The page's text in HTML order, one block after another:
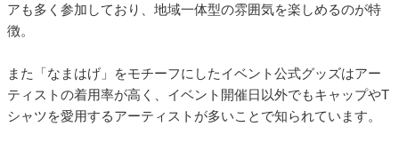
アも多く参加しており、地域一体型の雰囲気を楽しめるのが特
徴。
また「なまはげ」をモチーフにしたイベント公式グッズはアー
ティストの着用率が高く、イベント開催日以外でもキャップやT
シャツを愛用するアーティストが多いことで知られています。